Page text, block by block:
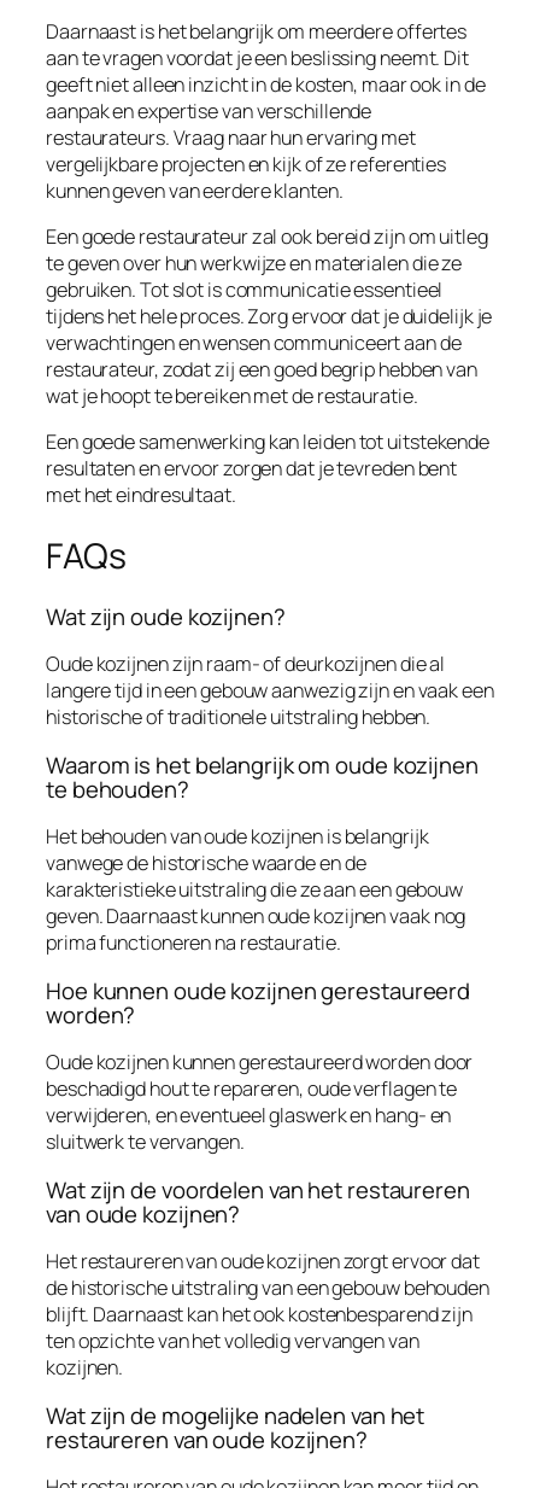
Daarnaast is het belangrijk om meerdere offertes
aan te vragen voordat je een beslissing neemt. Dit
geeft niet alleen inzicht in de kosten, maar ook in de
aanpak en expertise van verschillende
restaurateurs. Vraag naar hun ervaring met
vergelijkbare projecten en kijk of ze referenties
kunnen geven van eerdere klanten.
Een goede restaurateur zal ook bereid zijn om uitleg
te geven over hun werkwijze en materialen die ze
gebruiken. Tot slot is communicatie essentieel
tijdens het hele proces. Zorg ervoor dat je duidelijk je
verwachtingen en wensen communiceert aan de
restaurateur, zodat zij een goed begrip hebben van
wat je hoopt te bereiken met de restauratie.
Een goede samenwerking kan leiden tot uitstekende
resultaten en ervoor zorgen dat je tevreden bent
met het eindresultaat.
FAQs
Wat zijn oude kozijnen?
Oude kozijnen zijn raam- of deurkozijnen die al
langere tijd in een gebouw aanwezig zijn en vaak een
historische of traditionele uitstraling hebben.
Waarom is het belangrijk om oude kozijnen
te behouden?
Het behouden van oude kozijnen is belangrijk
vanwege de historische waarde en de
karakteristieke uitstraling die ze aan een gebouw
geven. Daarnaast kunnen oude kozijnen vaak nog
prima functioneren na restauratie.
Hoe kunnen oude kozijnen gerestaureerd
worden?
Oude kozijnen kunnen gerestaureerd worden door
beschadigd hout te repareren, oude verflagen te
verwijderen, en eventueel glaswerk en hang- en
sluitwerk te vervangen.
Wat zijn de voordelen van het restaureren
van oude kozijnen?
Het restaureren van oude kozijnen zorgt ervoor dat
de historische uitstraling van een gebouw behouden
blijft. Daarnaast kan het ook kostenbesparend zijn
ten opzichte van het volledig vervangen van
kozijnen.
Wat zijn de mogelijke nadelen van het
restaureren van oude kozijnen?